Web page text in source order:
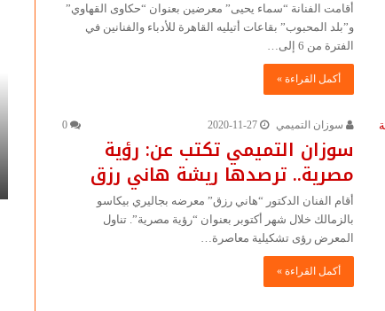
أقامت الفنانة “سماء يحيى” معرضين بعنوان “حكاوى القهاوي”
و”بلد المحبوب” بقاعات أتيليه القاهرة للأدباء والفنانين في
الفترة من 6 إلى…
أكمل القراءة »
سوزان التميمي 2020-11-27
0
سوزان التميمي تكتب عن: رؤية
مصرية.. ترصدها ريشة هاني رزق
أقام الفنان الدكتور “هاني رزق” معرضه بجاليري بيكاسو
بالزمالك خلال شهر أكتوبر بعنوان “رؤية مصرية”. تناول
المعرض رؤى تشكيلية معاصرة…
أكمل القراءة »
سوزان
التميمي
تكتب:
جدلية
الرسم
في
إبداع
التفاصيل..
قراءة
في
أعمال
الفنان
أسامة
ناشد
2022-03-12
سوزان التميمي تكتب: جدلية الرسم
والتهشير في إبداع التفاصيل.. قراءة في
أعمال الفنان أسامة ناشد